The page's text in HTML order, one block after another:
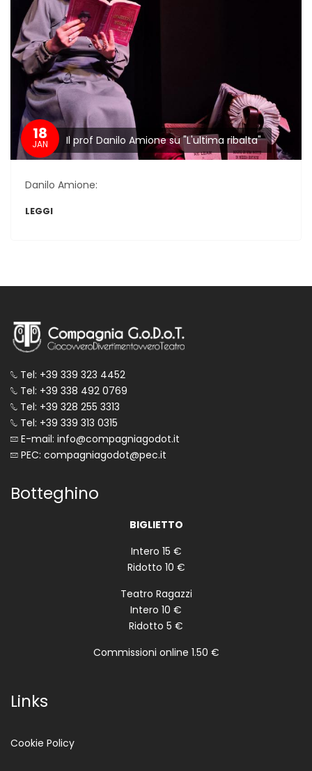
18
JAN Il prof Danilo Amione su "L'ultima ribalta"
Danilo Amione:
LEGGI
Tel: +39 339 323 4452
Tel: +39 338 492 0769
Tel: +39 328 255 3313
Tel: +39 339 313 0315
E-mail: info@compagniagodot.it
PEC: compagniagodot@pec.it
Botteghino
BIGLIETTO
Intero 15 €
Ridotto 10 €
Teatro Ragazzi
Intero 10 €
Ridotto 5 €
Commissioni online 1.50 €
Links
Cookie Policy